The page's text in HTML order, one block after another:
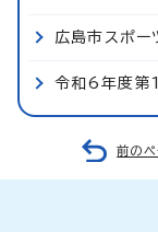
広島市スポ
令和6年度第
前の